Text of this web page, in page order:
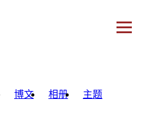
博文 相册
主题